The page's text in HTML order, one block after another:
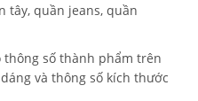
tây, quần jeans, quần
số thành phẩm trên
và thông số kích thước